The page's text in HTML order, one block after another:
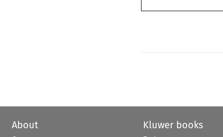
About Kluwer books